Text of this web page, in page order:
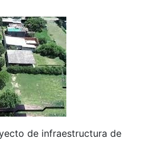
de infraestructura de